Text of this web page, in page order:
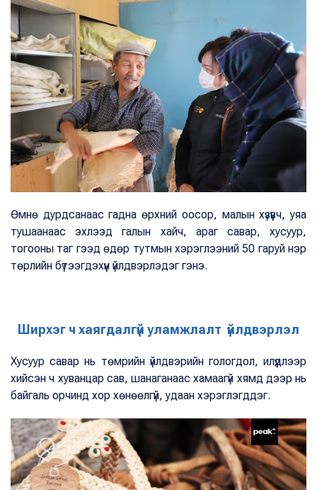
Өмнө дурдсанаас гадна өрхний оосор, малын хүзүүвч, уяа
тушаанаас эхлээд галын хайч, араг савар, хусуур,
тогооны таг гээд өдөр тутмын хэрэглээний 50 гаруй нэр
төрлийн бүтээгдэхүүн үйлдвэрлэдэг гэнэ.
Ширхэг ч хаягдалгүй уламжлалт үйлдвэрлэл
Хусуур савар нь төмрийн үйлдвэрийн гологдол, илүүдлээр
хийсэн ч хуванцар сав, шанаганаас хамаагүй хямд дээр нь
байгаль орчинд хор хөнөөлгүй, удаан хэрэглэгддэг.